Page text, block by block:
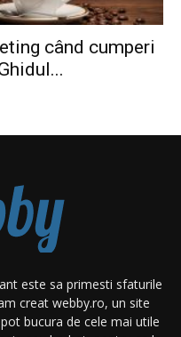
când cumperi
este sa primesti sfaturile
creat webby.ro, un site
bucura de cele mai utile